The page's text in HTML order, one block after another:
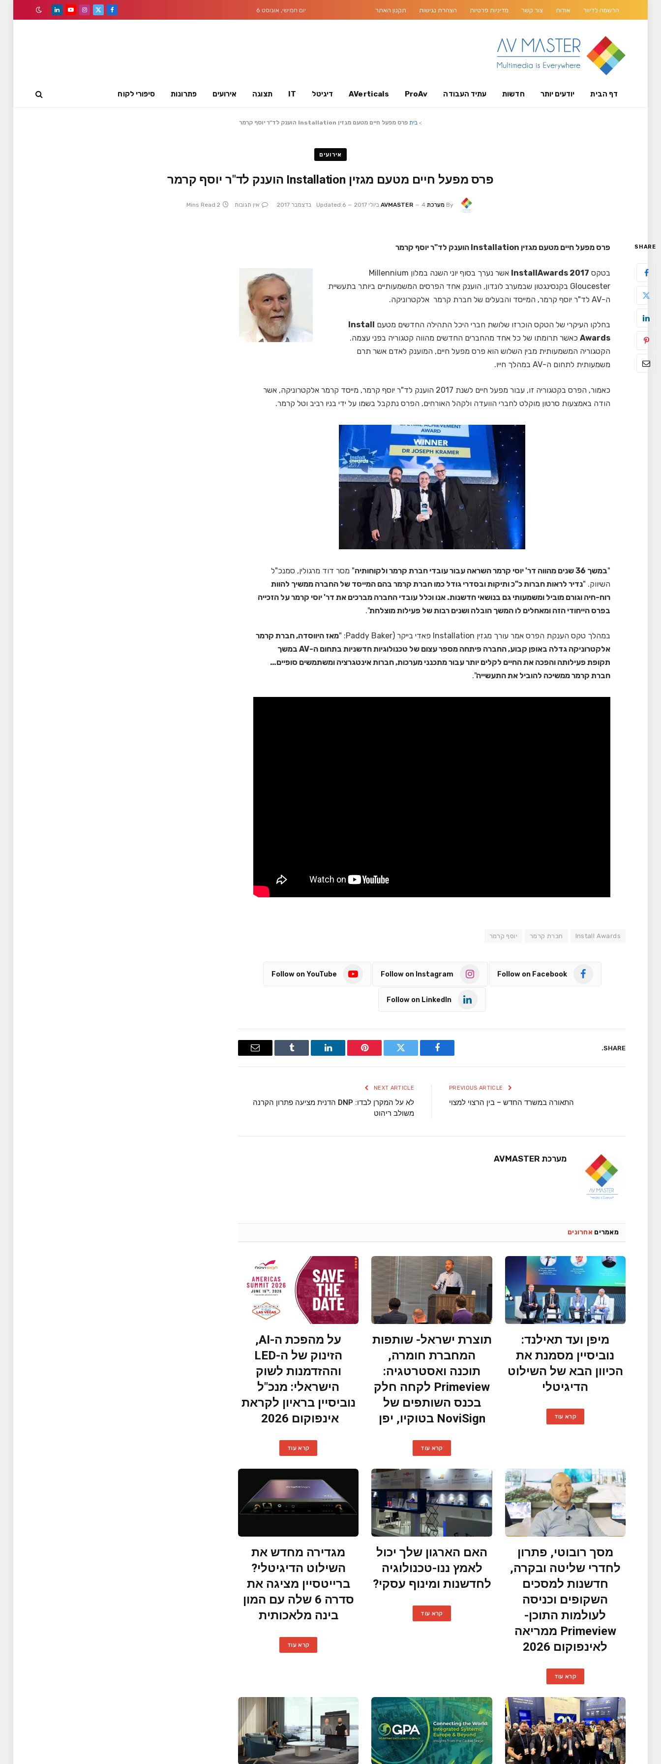
הרשמה לדיוור אודות צור קשר מדיניות פרטיות הצהרת נגישות תקנון האתר יום חמישי, אוגוסט 6
Facebook
X
Instagram
YouTube
LinkedIn
דף הבית יודעים יותר חדשות עתיד העבודה ProAv
AVerticals דיגיטל IT תצוגה אירועים פתרונות סיפורי לקוח
> בית פרס מפעל חיים מטעם מגזין Installation הוענק לד"ר יוסף קרמר
אירועים
פרס מפעל חיים מטעם מגזין Installation הוענק לד"ר יוסף קרמר
By מערכת AVMASTER 4 ביולי 2017 Updated:6 בדצמבר 2017 אין תגובות 2 Mins Read
SHARE פרס מפעל חיים מטעם מגזין Installation הוענק לד"ר יוסף קרמר
בטקס InstallAwards 2017
אשר נערך בסוף יוני השנה במלון Millennium
Gloucester בקנסינגטון שבמערב לונדון, הוענק אחד הפרסים המשמעותיים ביותר בתעשיית
ה-AV לד"ר יוסף קרמר, המייסד והבעלים של חברת קרמר אלקטרוניקה.
בחלקו העיקרי של הטקס הוכרזו שלושת חברי היכל התהילה החדשים מטעם
Install
Awards כאשר תרומתו של כל אחד מהחברים החדשים מהווה קטגוריה בפני עצמה.
הקטגוריה המשמעותית מבין השלוש הוא פרס מפעל חיים, המוענק לאדם אשר תרם
משמעותית לתחום ה-AV במהלך חייו.
כאמור, הפרס בקטגוריה זו, עבור מפעל חיים לשנת 2017 הוענק לד"ר יוסף קרמר, מייסד קרמר אלקטרוניקה, אשר
הודה באמצעות סרטון מוקלט לחברי הוועדה ולקהל האורחים, הפרס נתקבל בשמו על ידי בניו רביב וטל קרמר.
"במשך 36 שנים מהווה דר' יוסי קרמר השראה עבור עובדי חברת קרמר ולקוחותיה
" מסר דוד מרגולין, סמנכ"ל
השיווק. "נדיר לראות חברות כ"כ ותיקות ובסדרי גודל כמו חברת קרמר בהם המייסד של החברה ממשיך להוות
רוח-חיה וגורם מוביל ומשמעותי גם בנושאי חדשנות. אנו וכלל עובדי החברה מברכים את דר' יוסי קרמר על הזכייה
בפרס הייחודי הזה ומאחלים לו המשך הובלה ושנים רבות של פעילות מוצלחת".
במהלך טקס הענקת הפרס אמר עורך מגזין Installation פאדי בייקר (Paddy Baker: "
מאז היווסדה, חברת קרמר
אלקטרוניקה גדלה באופן קבוע, החברה פיתחה מספר עצום של טכנולוגיות חדשניות בתחום ה-AV במשך
תקופת פעילותה והפכה את החיים לקלים יותר עבור מתכנני מערכות, חברות אינטגרציה ומשתמשים סופיים…
חברת קרמר ממשיכה להוביל את התעשייה".
Install Awards חברת קרמר יוסף קרמר
Follow on Facebook
Follow on Instagram
Follow on YouTube
Follow on LinkedIn
SHARE.
Facebook
Twitter
Pinterest
LinkedIn
Tumblr
Email
התאורה במשרד החדש – בין הרצוי למצוי
NEXT ARTICLE
לא על המקרן לבדו: DNP הדנית מציעה פתרון הקרנה
משולב ריהוט
מערכת AVMASTER
מאמרים אחרונים
מיפן ועד תאילנד:
נוביסיין מסמנת את
הכיוון הבא של השילוט
הדיגיטלי
קרא עוד
תוצרת ישראל- שותפות
המחברת חומרה,
תוכנה ואסטרטגיה:
Primeview לקחה חלק
בכנס השותפים של
NoviSign בטוקיו, יפן
קרא עוד
על מהפכת ה-AI,
הזינוק של ה-LED
וההזדמנות לשוק
הישראלי: מנכ"ל
נוביסיין בראיון לקראת
אינפוקום 2026
קרא עוד
מסך רובוטי, פתרון
לחדרי שליטה ובקרה,
חדשנות למסכים
השקופים וכניסה
לעולמות התוכן-
Primeview ממריאה
לאינפוקום 2026
קרא עוד
האם הארגון שלך יכול
לאמץ ננו-טכנולוגיה
לחדשנות ומינוף עסקי?
קרא עוד
מגדירה מחדש את
השילוט הדיגיטלי?
ברייטסיין מציגה את
סדרה 6 שלה עם המון
בינה מלאכותית
קרא עוד